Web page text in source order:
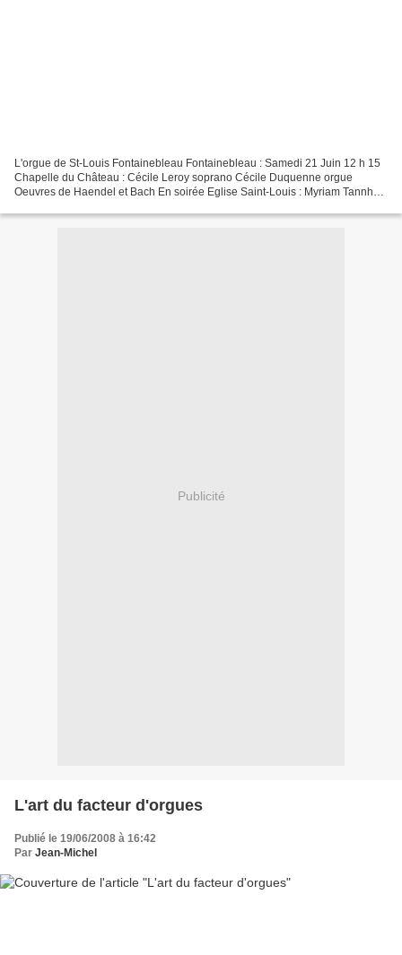
L'orgue de St-Louis Fontainebleau Fontainebleau : Samedi 21 Juin 12 h 15
Chapelle du Château : Cécile Leroy soprano Cécile Duquenne orgue
Oeuvres de Haendel et Bach En soirée Eglise Saint-Louis : Myriam Tannhof
Publicité
L'art du facteur d'orgues
Publié le 19/06/2008 à 16:42
Par Jean-Michel